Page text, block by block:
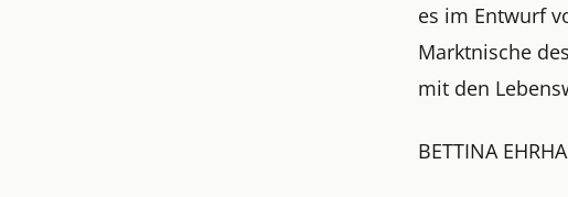
es im Entwurf
Marktnische
mit den
BETTINA